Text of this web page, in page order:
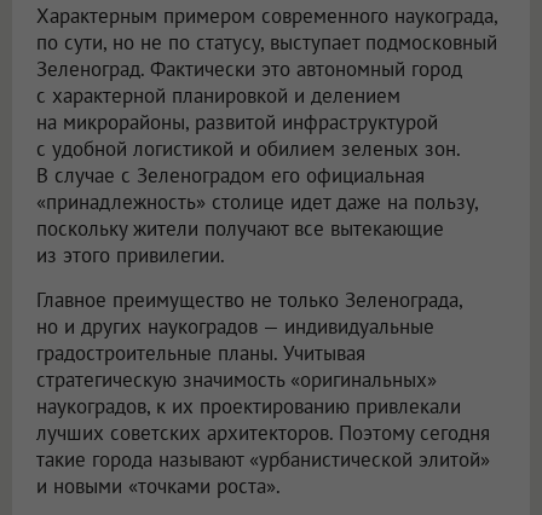
Характерным примером современного наукограда,
по сути, но не по статусу, выступает подмосковный
Зеленоград. Фактически это автономный город
с характерной планировкой и делением
на микрорайоны, развитой инфраструктурой
с удобной логистикой и обилием зеленых зон.
В случае с Зеленоградом его официальная
«принадлежность» столице идет даже на пользу,
поскольку жители получают все вытекающие
из этого привилегии.
Главное преимущество не только Зеленограда,
но и других наукоградов — индивидуальные
градостроительные планы. Учитывая
стратегическую значимость «оригинальных»
наукоградов, к их проектированию привлекали
лучших советских архитекторов. Поэтому сегодня
такие города называют «урбанистической элитой»
и новыми «точками роста».